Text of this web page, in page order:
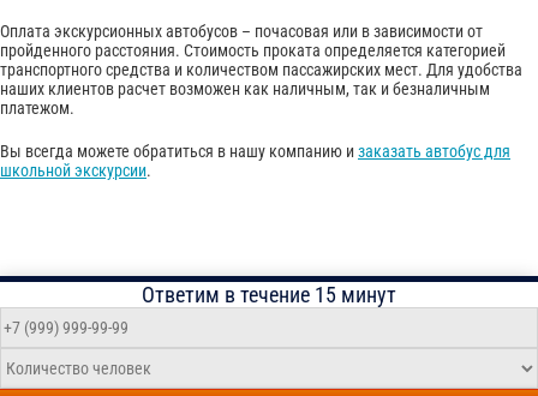
Оплата экскурсионных автобусов – почасовая или в зависимости от
пройденного расстояния. Стоимость проката определяется категорией
транспортного средства и количеством пассажирских мест. Для удобства
наших клиентов расчет возможен как наличным, так и безналичным
платежом.
Вы всегда можете обратиться в нашу компанию и заказать автобус для
школьной экскурсии.
Ответим в течение 15 минут